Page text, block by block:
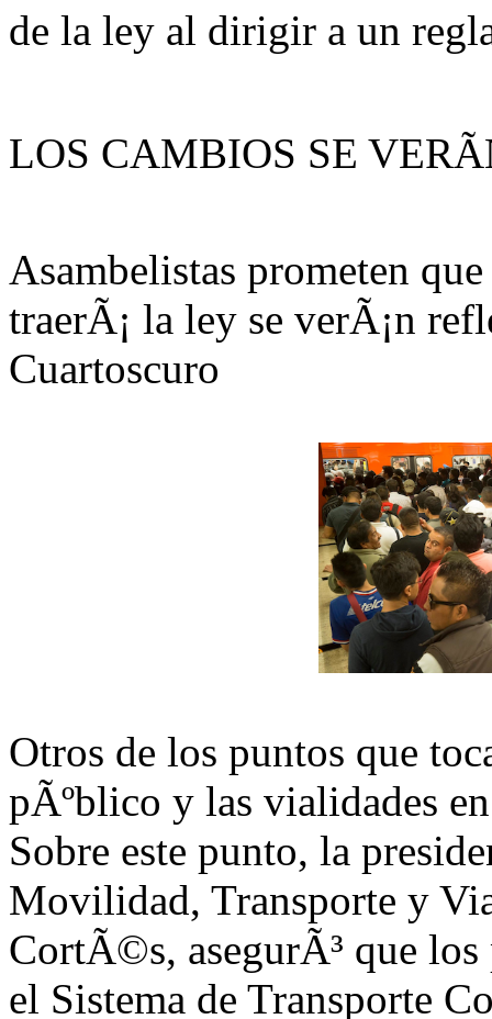
de la ley al dirigir a un
LOS CAMBIOS SE
Asambelistas prometen
traerÃ¡ la ley se verÃ¡n
Cuartoscuro
Otros de los puntos que
pÃºblico y las vialidades
Sobre este punto, la
Movilidad, Transporte y
CortÃ©s, asegurÃ³ que los
el Sistema de Transporte